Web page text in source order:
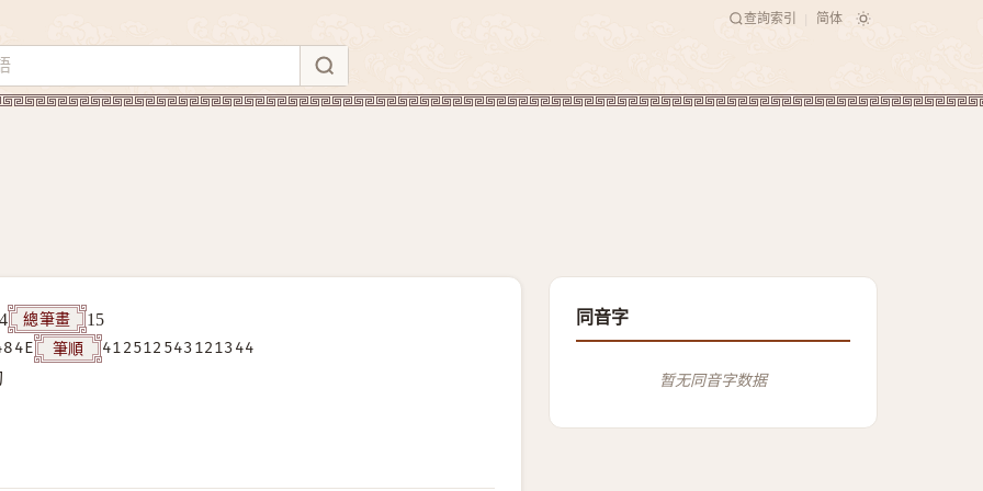
查詢索引 简体
4 總筆畫
15
筆順
412512543121344
同音字
暂无同音字数据